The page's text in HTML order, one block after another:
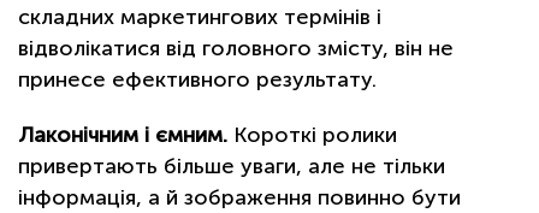
складних маркетингових термінів і
відволікатися від головного змісту, він не
принесе ефективного результату.
Лаконічним і ємним. Короткі ролики
привертають більше уваги, але не тільки
інформація, а й зображення повинно бути